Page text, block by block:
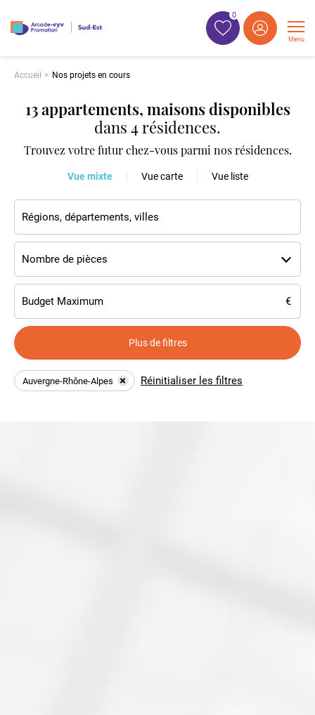
0
Menu
Accueil Nos projets en cours
13 appartements, maisons disponibles
dans 4 résidences.
Trouvez votre futur chez-vous parmi nos résidences.
Vue mixte Vue carte Vue liste
Nombre de pièces
Plus de filtres
Auvergne-Rhône-Alpes Réinitialiser les filtres